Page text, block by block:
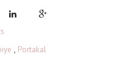
, Portakal